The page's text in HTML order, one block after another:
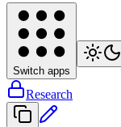
Switch apps
Research